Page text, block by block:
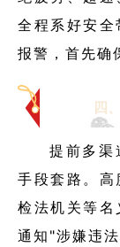
全程系好安
报警，首先确
四
提前多渠
手段套路。
检法机关等
通知"涉嫌违